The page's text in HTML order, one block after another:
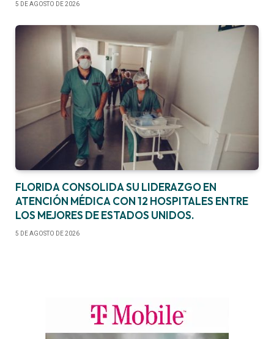
5 DE AGOSTO DE 2026
FLORIDA CONSOLIDA SU LIDERAZGO EN
ATENCIÓN MÉDICA CON 12 HOSPITALES ENTRE
LOS MEJORES DE ESTADOS UNIDOS.
5 DE AGOSTO DE 2026